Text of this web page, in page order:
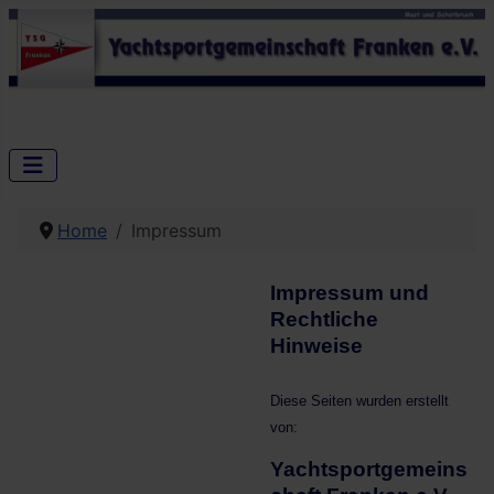
Home Impressum
Impressum und
Rechtliche
Hinweise
Diese Seiten wurden erstellt
von:
Yachtsportgemeins